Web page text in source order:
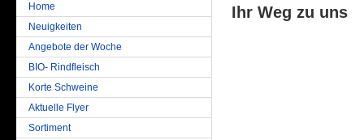
Home
Neuigkeiten
Angebote der Woche
BIO- Rindfleisch
Korte Schweine
Aktuelle Flyer
Sortiment
Ihr Weg zu uns